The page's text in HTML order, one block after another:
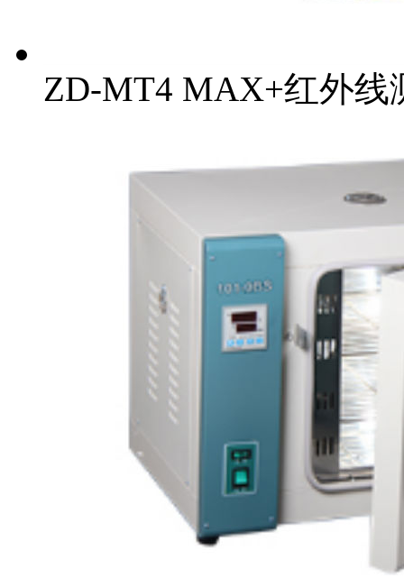
ZD-MT4 MAX+红外线